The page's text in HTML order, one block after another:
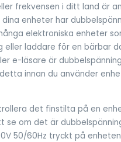
frekvensen i ditt land är
enheter har
elektroniska enheter
eller laddare för en bärbar
e-läsare är
innan du använder
det finstilta på en
om det är
50/60Hz tryckt på